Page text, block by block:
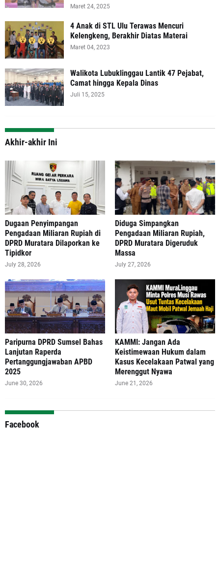
Maret 24, 2025
4 Anak di STL Ulu Terawas Mencuri
Kelengkeng, Berakhir Diatas Materai
Maret 04, 2023
Walikota Lubuklinggau Lantik 47 Pejabat,
Camat hingga Kepala Dinas
Juli 15, 2025
Akhir-akhir Ini
‎Dugaan Penyimpangan
Pengadaan Miliaran Rupiah di
DPRD Muratara Dilaporkan ke
Tipidkor
July 28, 2026
Diduga Simpangkan
Pengadaan Miliaran Rupiah,
DPRD Muratara Digeruduk
Massa
July 27, 2026
Paripurna DPRD Sumsel Bahas
Lanjutan Raperda
Pertanggungjawaban APBD
2025
June 30, 2026
‎KAMMI: Jangan Ada
Keistimewaan Hukum dalam
Kasus Kecelakaan Patwal yang
Merenggut Nyawa
June 21, 2026
Facebook